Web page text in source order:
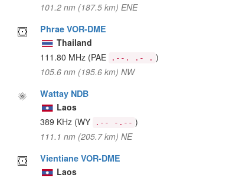
101.2 nm (187.5 km) ENE
Phrae VOR-DME
Thailand
111.80 MHz (PAE .--. .- . )
105.6 nm (195.6 km) NW
Wattay NDB
Laos
389 KHz (WY .-- -.-- )
111.1 nm (205.7 km) NE
Vientiane VOR-DME
Laos